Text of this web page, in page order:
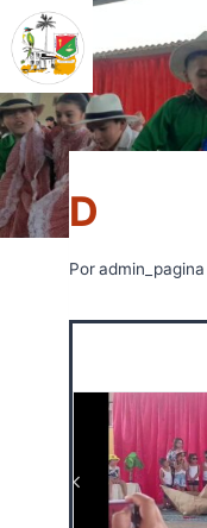
Saltar
al
contenido
Poradmin_pagina